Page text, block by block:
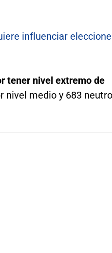
influenciar
tener nivel extremo de
nivel medio y 683